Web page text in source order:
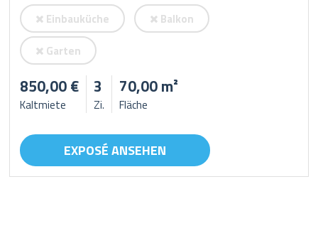
Einbauküche
Balkon
Garten
850,00 €
Kaltmiete
3
Zi.
70,00 m²
Fläche
EXPOSÉ ANSEHEN